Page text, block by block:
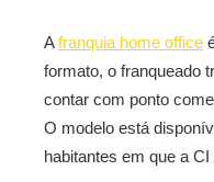
Afranquia home office
formato, o franqueado
contar com ponto
O modelo está
habitantes em que a